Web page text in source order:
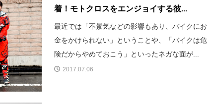
着！モトクロスをエンジョイする彼...
最近では「不景気などの影響もあり、バイクにお
金をかけられない」ということや、「バイクは危
険だからやめておこう」といったネガな面が...
2017.07.06